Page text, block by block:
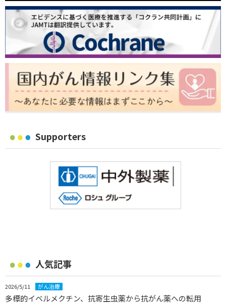
Supporters
人気記事
2026/5/11 がん治療
多標的イベルメクチン、抗寄生虫薬から抗がん薬への転用